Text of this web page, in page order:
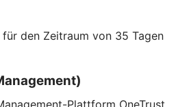
den Zeitraum von 35 Tagen
Plattform OneTrust,